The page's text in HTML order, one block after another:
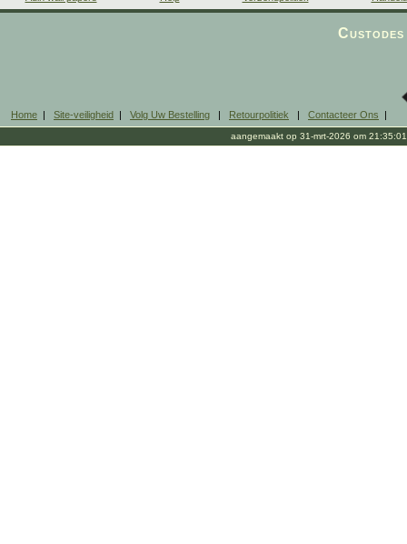
Home | Site-veiligheid | Volg Uw Bestelling | Retourpolitiek | Contacteer Ons |
aangemaakt op 31-mrt-2026 om